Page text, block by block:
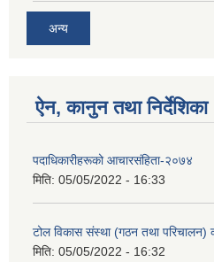
अन्य
ऐन, कानुन तथा निर्देशिका
पदाधिकारीहरूको आचारसंहिता-२०७४
मिति: 05/05/2022 - 16:33
टोल विकास संस्था (गठन तथा परिचालन)
मिति: 05/05/2022 - 16:32